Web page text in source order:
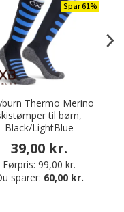
Spar 61%
Thermo Merino
til børn,
Black/LightBlue
39,00 kr.
Førpris: 99,00 kr.
sparer: 60,00 kr.